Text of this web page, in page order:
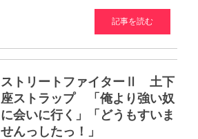
記事を読む
ストリートファイターⅡ 土下
座ストラップ 「俺より強い奴
に会いに行く」「どうもすいま
せんっしたっ！」